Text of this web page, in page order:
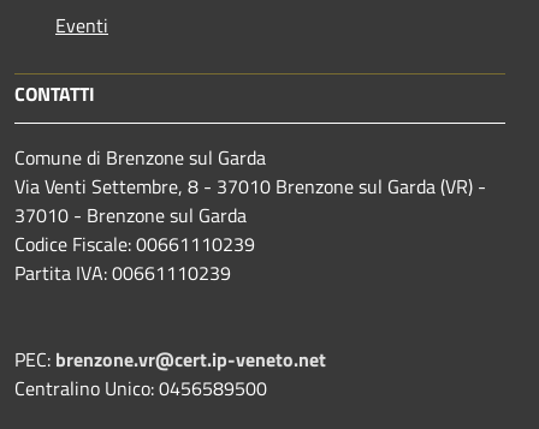
Eventi
CONTATTI
Comune di Brenzone sul Garda
Via Venti Settembre, 8 - 37010 Brenzone sul Garda (VR) -
37010 - Brenzone sul Garda
Codice Fiscale: 00661110239
Partita IVA: 00661110239
PEC: brenzone.vr@cert.ip-veneto.net
Centralino Unico: 0456589500